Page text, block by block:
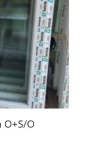
O+S/O